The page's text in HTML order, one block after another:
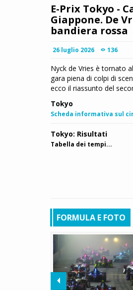
E-Prix Tokyo -
Giappone. De
bandiera rossa
26 luglio 2026 136
Nyck de Vries è tornato
gara piena di colpi di
ecco il riassunto del
Tokyo
Scheda informativa sul
Tokyo: Risultati
Tabella dei tempi...
FORMULA E FOTO